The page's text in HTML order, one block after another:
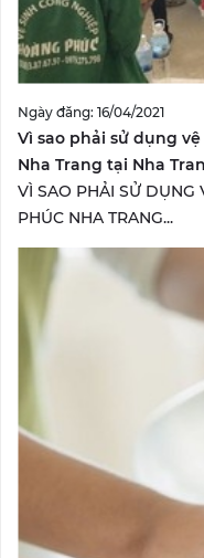
Ngày đăng: 16/04/2021
Vì sao phải sử dụng
Nha Trang tại Nha
VÌ SAO PHẢI SỬ DỤNG
PHÚC NHA TRANG...